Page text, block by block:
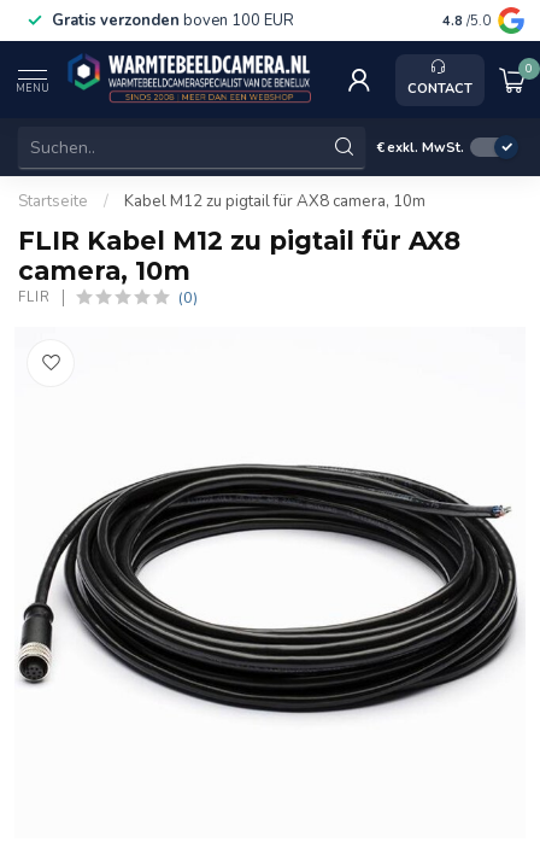
Gratis verzonden boven 100 EUR Service,
4.8 /5.0
MENU CONTACT
0
€exkl. MwSt.
Startseite / Kabel M12 zu pigtail für AX8 camera, 10m
FLIR Kabel M12 zu pigtail für AX8
camera, 10m
FLIR (0)